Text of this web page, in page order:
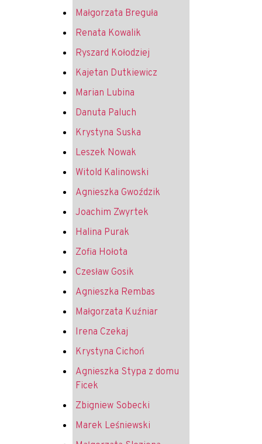
Małgorzata Breguła
Renata Kowalik
Ryszard Kołodziej
Kajetan Dutkiewicz
Marian Lubina
Danuta Paluch
Krystyna Suska
Leszek Nowak
Witold Kalinowski
Agnieszka Gwoździk
Joachim Zwyrtek
Halina Purak
Zofia Hołota
Czesław Gosik
Agnieszka Rembas
Małgorzata Kuźniar
Irena Czekaj
Krystyna Cichoń
Agnieszka Stypa z domu
Ficek
Zbigniew Sobecki
Marek Leśniewski